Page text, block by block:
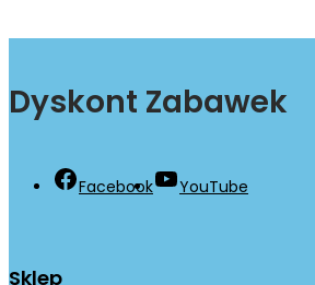
Dyskont Zabawek
Facebook YouTube
Sklep